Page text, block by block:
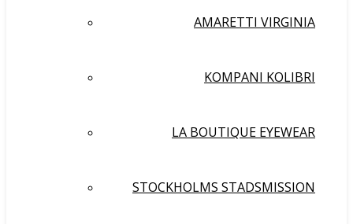
AMARETTI VIRGINIA
KOMPANI KOLIBRI
LA BOUTIQUE EYEWEAR
STOCKHOLMS STADSMISSION